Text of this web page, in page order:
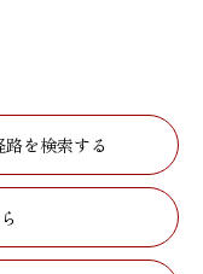
を検索する